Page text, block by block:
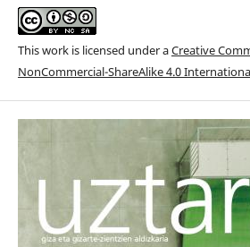
This work is licensed under aCreative
NonCommercial-ShareAlike 4.0